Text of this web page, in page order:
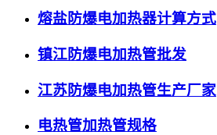
熔盐防爆电加热器计算方式
镇江防爆电加热管批发
江苏防爆电加热管生产厂家
电热管加热管规格